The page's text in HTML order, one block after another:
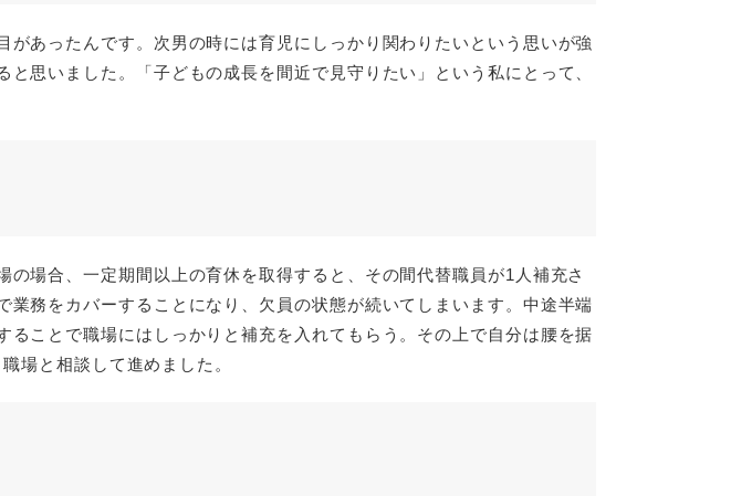
あったんです。次男の時には育児にしっかり関わりたいという思いが強
思いました。「子どもの成長を間近で見守りたい」という私にとって、
場合、一定期間以上の育休を取得すると、その間代替職員が1人補充さ
務をカバーすることになり、欠員の状態が続いてしまいます。中途半端
ことで職場にはしっかりと補充を入れてもらう。その上で自分は腰を据
場と相談して進めました。